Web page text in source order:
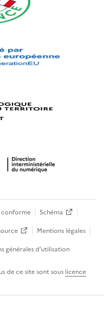
conforme
Schéma
Mentions légales
générales d’utilisation
de ce site sont sous licence